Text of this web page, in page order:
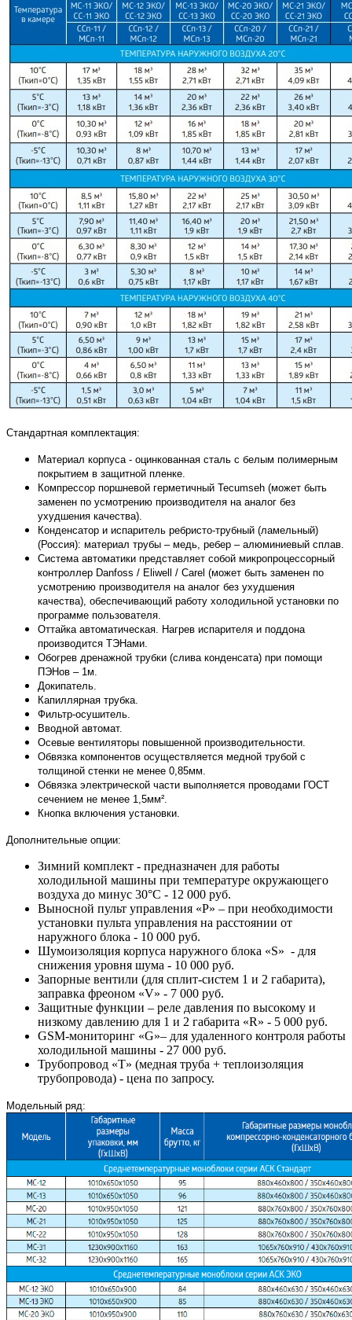
Стандартная комплектация:
Материал корпуса - оцинкованная сталь с белым полимерным
покрытием в защитной пленке.
Компрессор поршневой герметичный Tecumseh (может быть
заменен по усмотрению производителя на аналог без
ухудшения качества).
Конденсатор и испаритель ребристо-трубный (ламельный)
(Россия): материал трубы – медь, ребер – алюминиевый сплав.
Система автоматики представляет собой микропроцессорный
контроллер Danfoss / Eliwell / Carel (может быть заменен по
усмотрению производителя на аналог без ухудшения
качества), обеспечивающий работу холодильной установки по
программе пользователя.
Оттайка автоматическая. Нагрев испарителя и поддона
производится ТЭНами.
Обогрев дренажной трубки (слива конденсата) при помощи
ПЭНов – 1м.
Докипатель.
Капиллярная трубка.
Фильтр-осушитель.
Вводной автомат.
Осевые вентиляторы повышенной производительности.
Обвязка компонентов осуществляется медной трубой с
толщиной стенки не менее 0,85мм.
Обвязка электрической части выполняется проводами ГОСТ
сечением не менее 1,5мм².
Кнопка включения установки.
Дополнительные опции:
Зимний комплект - предназначен для работы
холодильной машины при температуре окружающего
воздуха до минус 30°С - 12 000 руб.
Выносной пульт управления «P» – при необходимости
установки пульта управления на расстоянии от
наружного блока - 10 000 руб.
Шумоизоляция корпуса наружного блока «S» - для
снижения уровня шума - 10 000 руб.
Запорные вентили (для сплит-систем 1 и 2 габарита),
заправка фреоном «V» - 7 000 руб.
Защитные функции – реле давления по высокому и
низкому давлению для 1 и 2 габарита «R» - 5 000 руб.
GSM-мониторинг «G»– для удаленного контроля работы
холодильной машины - 27 000 руб.
Трубопровод «Т» (медная труба + теплоизоляция
трубопровода) - цена по запросу.
Модельный ряд: